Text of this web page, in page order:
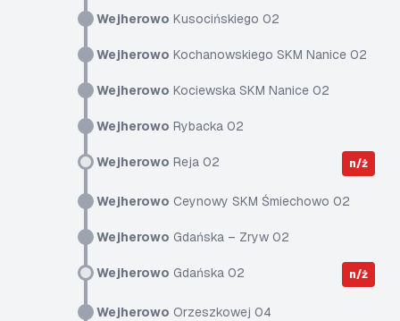
Wejherowo Kusocińskiego 02
Wejherowo Kochanowskiego SKM Nanice 02
Wejherowo Kociewska SKM Nanice 02
Wejherowo Rybacka 02
Wejherowo Reja 02 n/ż
Wejherowo Ceynowy SKM Śmiechowo 02
Wejherowo Gdańska – Zryw 02
Wejherowo Gdańska 02 n/ż
Wejherowo Orzeszkowej 04